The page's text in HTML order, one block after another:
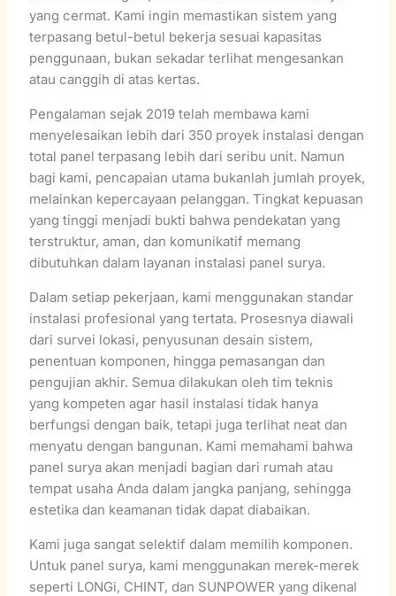
yang cermat. Kami ingin memastikan sistem yang
terpasang betul-betul bekerja sesuai kapasitas
penggunaan, bukan sekadar terlihat mengesankan
atau canggih di atas kertas.
Pengalaman sejak 2019 telah membawa kami
menyelesaikan lebih dari 350 proyek instalasi dengan
total panel terpasang lebih dari seribu unit. Namun
bagi kami, pencapaian utama bukanlah jumlah proyek,
melainkan kepercayaan pelanggan. Tingkat kepuasan
yang tinggi menjadi bukti bahwa pendekatan yang
terstruktur, aman, dan komunikatif memang
dibutuhkan dalam layanan instalasi panel surya.
Dalam setiap pekerjaan, kami menggunakan standar
instalasi profesional yang tertata. Prosesnya diawali
dari survei lokasi, penyusunan desain sistem,
penentuan komponen, hingga pemasangan dan
pengujian akhir. Semua dilakukan oleh tim teknis
yang kompeten agar hasil instalasi tidak hanya
berfungsi dengan baik, tetapi juga terlihat neat dan
menyatu dengan bangunan. Kami memahami bahwa
panel surya akan menjadi bagian dari rumah atau
tempat usaha Anda dalam jangka panjang, sehingga
estetika dan keamanan tidak dapat diabaikan.
Kami juga sangat selektif dalam memilih komponen.
Untuk panel surya, kami menggunakan merek-merek
seperti LONGi, CHINT, dan SUNPOWER yang dikenal